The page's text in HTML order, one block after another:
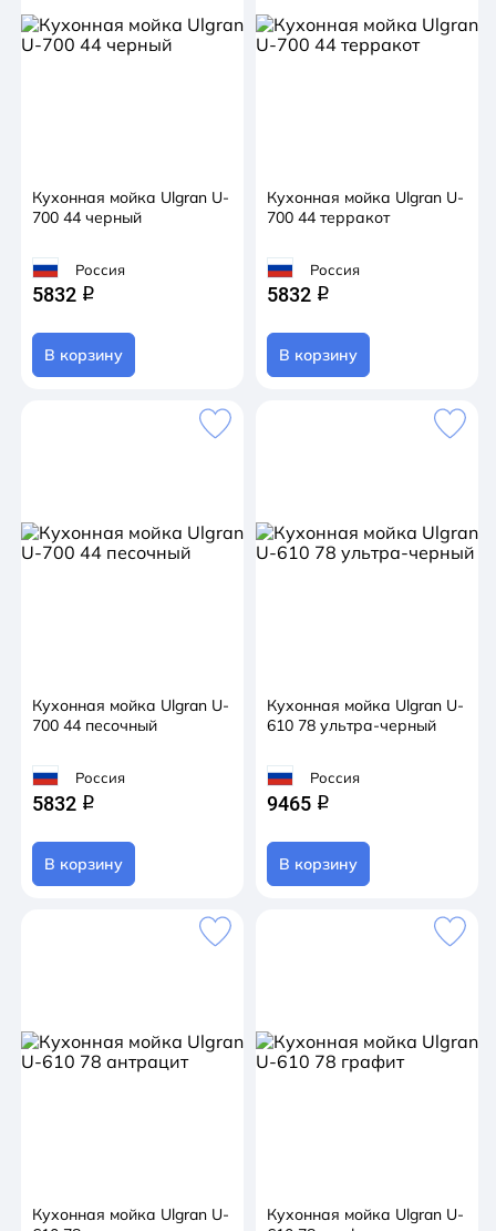
Кухонная мойка Ulgran U-
700 44 черный
Россия
5832 q
В корзину
Кухонная мойка Ulgran U-
700 44 терракот
Россия
5832 q
В корзину
Кухонная мойка Ulgran U-
700 44 песочный
Россия
5832 q
В корзину
Кухонная мойка Ulgran U-
610 78 ультра-черный
Россия
9465 q
В корзину
Кухонная мойка Ulgran U-
Кухонная мойка Ulgran U-